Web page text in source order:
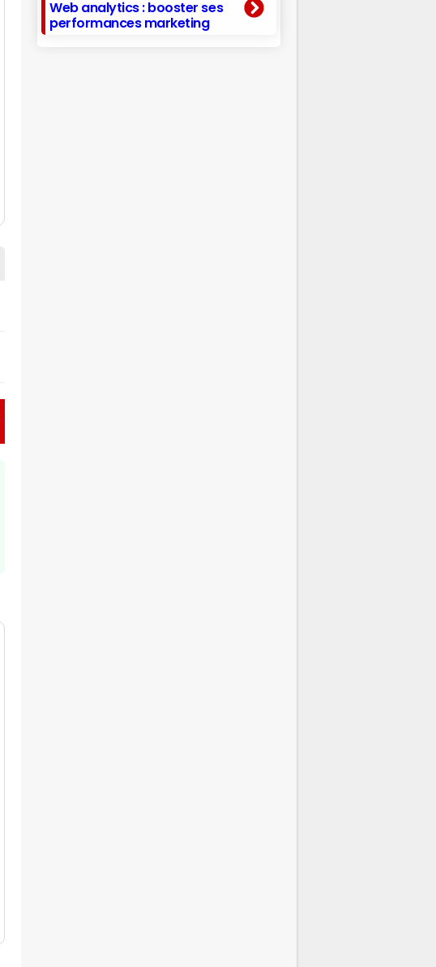
Web analytics : booster ses
performances marketing